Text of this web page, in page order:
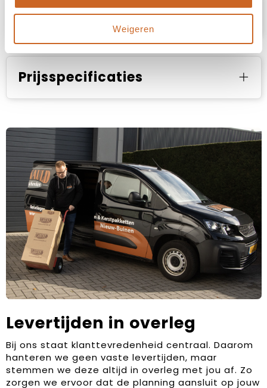
Weigeren
Specificaties
Prijsspecificaties
Levertijden in overleg
Bij ons staat klanttevredenheid centraal. Daarom
hanteren we geen vaste levertijden, maar
stemmen we deze altijd in overleg met jou af. Zo
zorgen we ervoor dat de planning aansluit op jouw